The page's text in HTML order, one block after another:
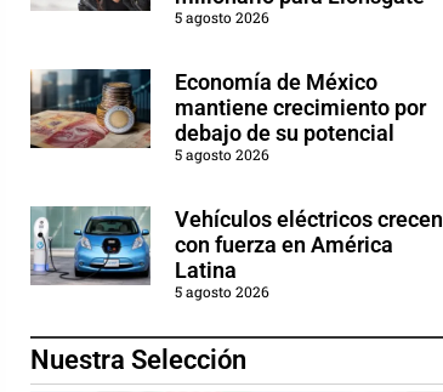
5 agosto 2026
Economía de México
mantiene crecimiento por
debajo de su potencial
5 agosto 2026
Vehículos eléctricos crecen
con fuerza en América
Latina
5 agosto 2026
Nuestra Selección